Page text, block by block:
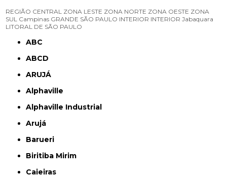
REGIÃO CENTRAL ZONA LESTE ZONA NORTE ZONA OESTE ZONA
SUL Campinas GRANDE SÃO PAULO INTERIOR INTERIOR Jabaquara
LITORAL DE SÃO PAULO
ABC
ABCD
ARUJÁ
Alphaville
Alphaville Industrial
Arujá
Barueri
Biritiba Mirim
Caieiras